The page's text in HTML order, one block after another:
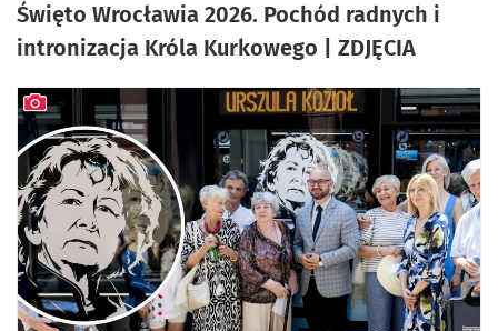
Święto Wrocławia 2026. Pochód radnych i
intronizacja Króla Kurkowego | ZDJĘCIA